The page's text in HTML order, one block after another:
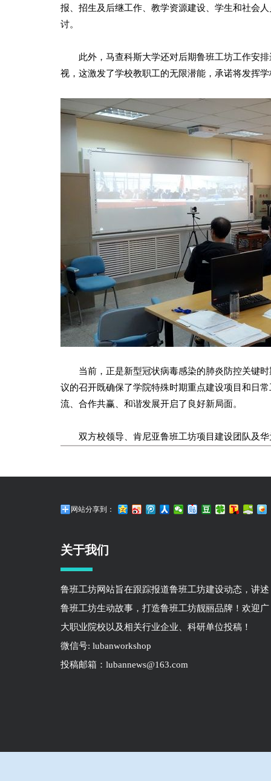
报、招生及后继工作、教学资源建设、学生和社会
讨。
此外，马查科斯大学还对后期鲁班工坊工作安排
视，这激发了学校教职工的无限潜能，承诺将发挥
当前，正是新型冠状病毒感染的肺炎防控关键时
议的召开既确保了学院特殊时期重点建设项目和日
流、合作共赢、和谐发展开启了良好新局面。
双方校领导、肯尼亚鲁班工坊项目建设团队及华
网站分享到：
关于我们
鲁班工坊网站旨在跟踪报道鲁班工坊建设动态，讲述
鲁班工坊生动故事，打造鲁班工坊靓丽品牌！欢迎广
大职业院校以及相关行业企业、科研单位投稿！
微信号: lubanworkshop
投稿邮箱：lubannews@163.com